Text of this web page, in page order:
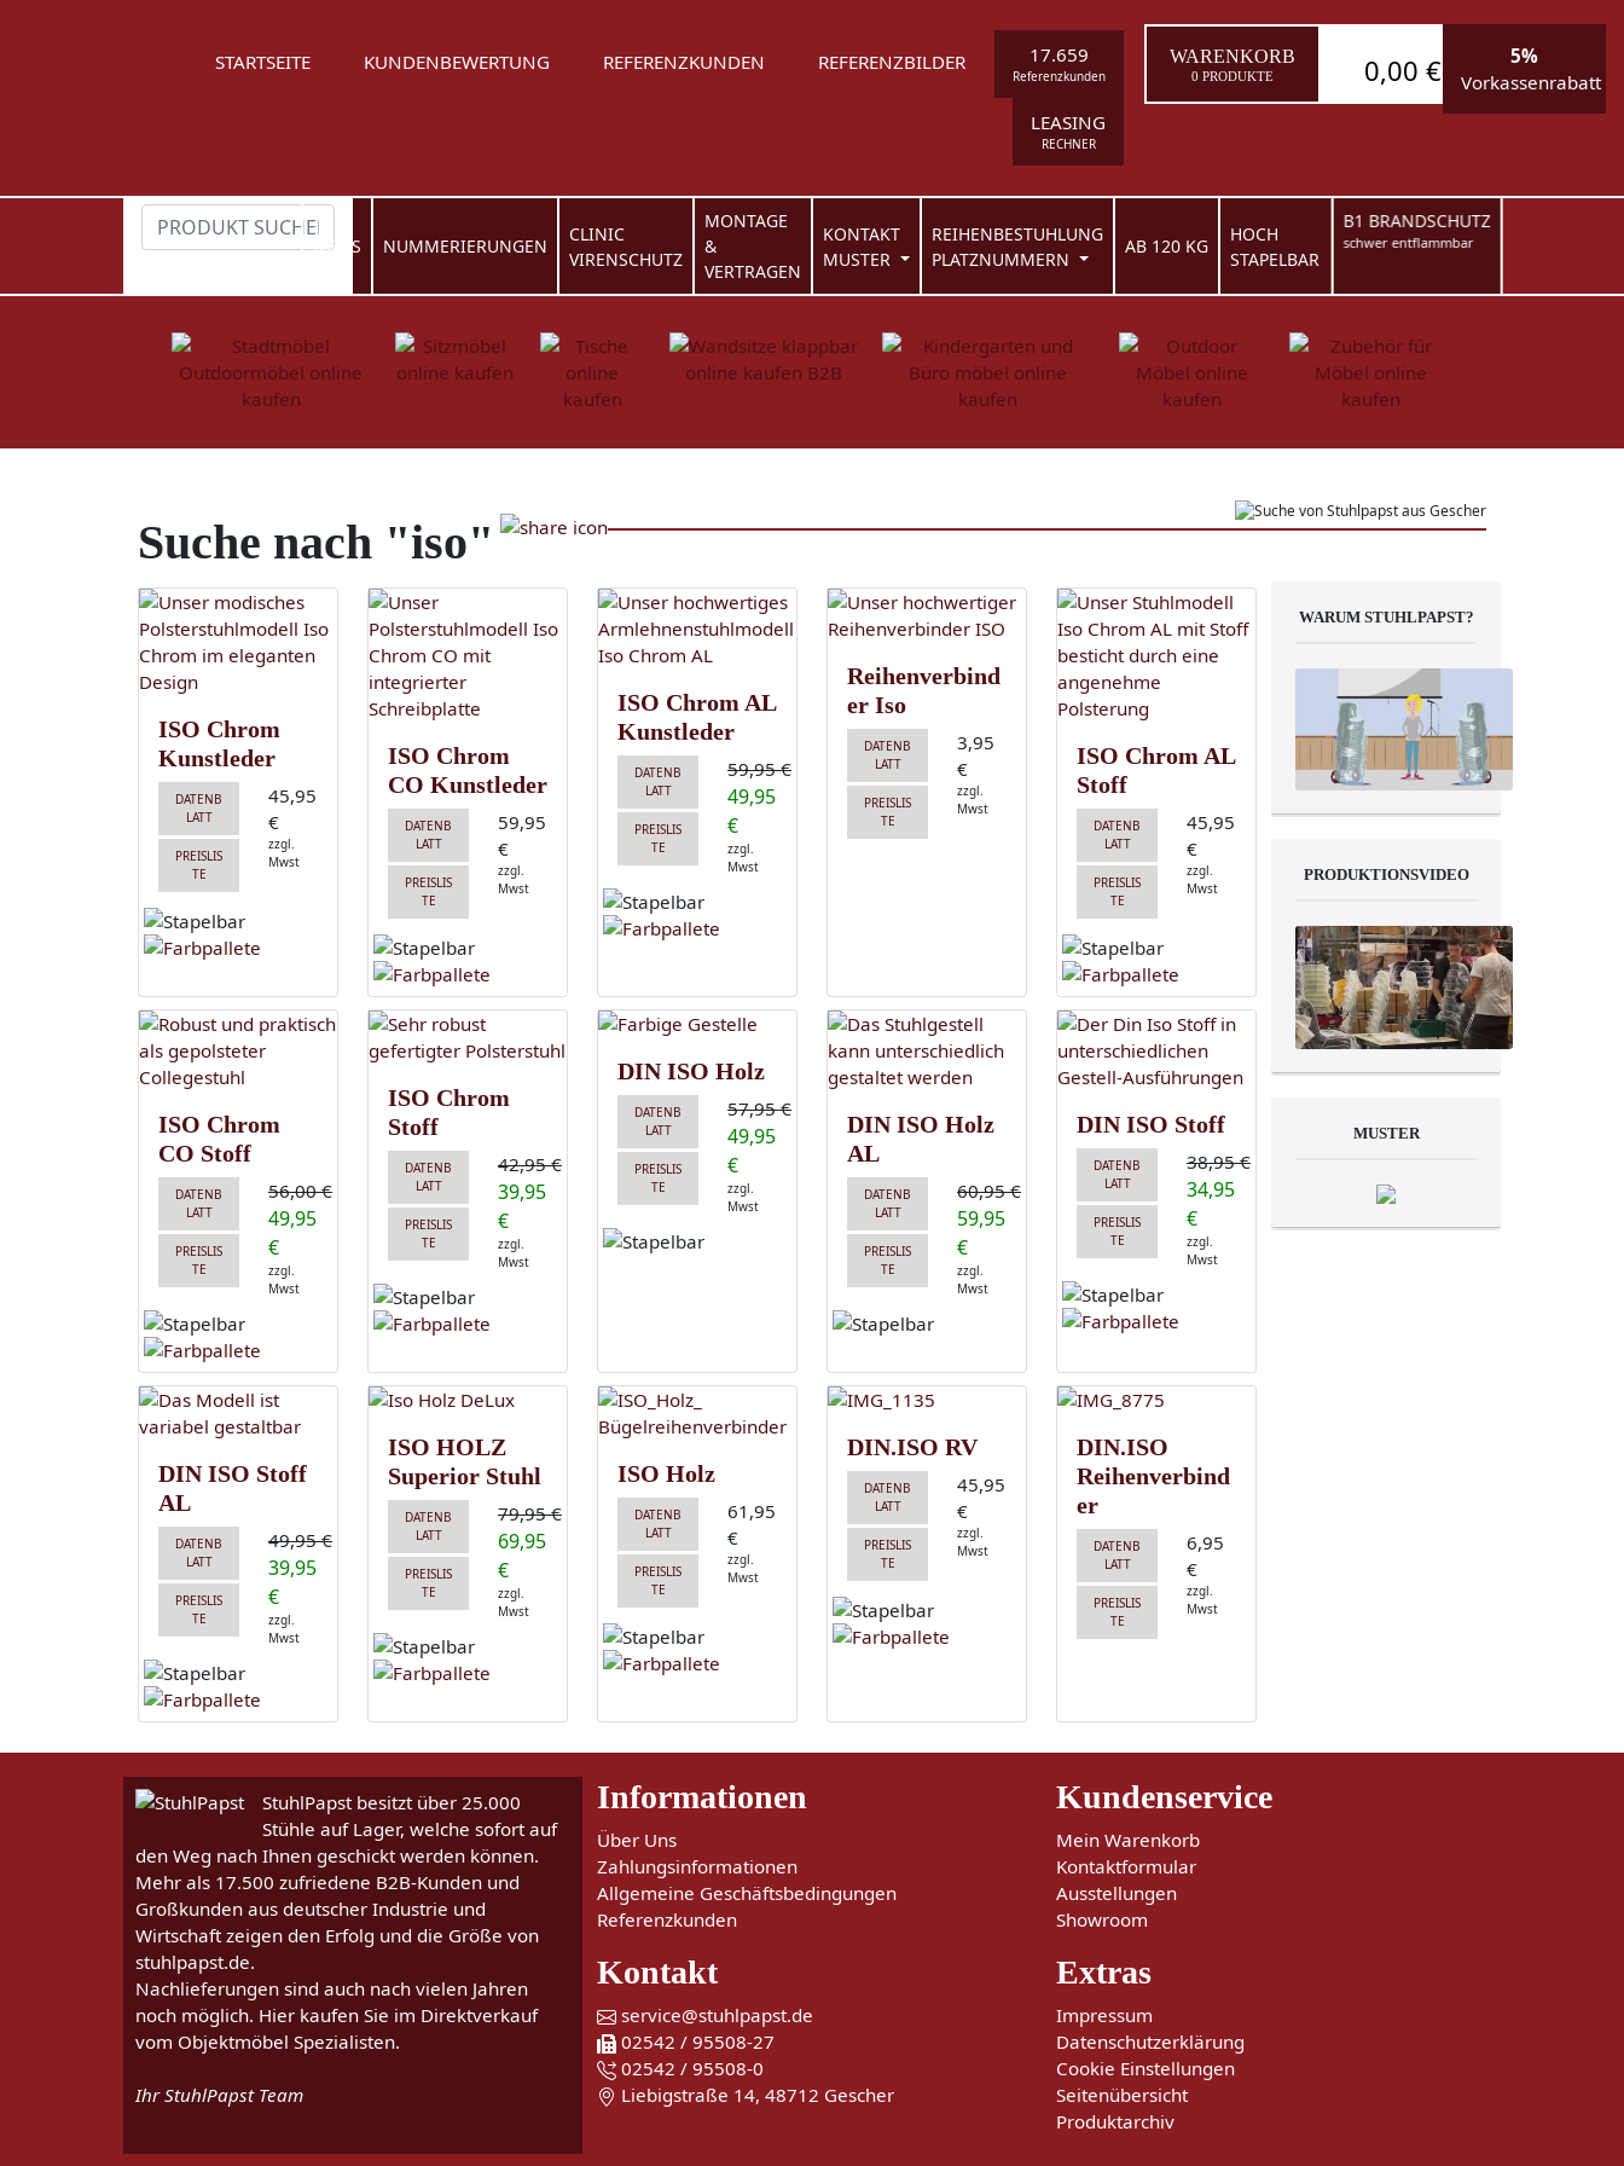
STARTSEITE KUNDENBEWERTUNG REFERENZKUNDEN REFERENZBILDER 17.659
Referenzkunden
LEASING
RECHNER
WARENKORB
0 PRODUKTE 0,00 €
5%
Vorkassenrabatt
NEWS NUMMERIERUNGEN
CLINIC
VIRENSCHUTZ
MONTAGE
&
VERTRAGEN
KONTAKT
MUSTER
REIHENBESTUHLUNG
PLATZNUMMERN
AB 120 KG
HOCH
STAPELBAR
B1 BRANDSCHUTZ
schwer entflammbar
Suche nach "iso"
ISO Chrom
Kunstleder
DATENB
LATT
PREISLIS
TE
45,95
€
zzgl.
Mwst
ISO Chrom
CO Kunstleder
DATENB
LATT
PREISLIS
TE
59,95
€
zzgl.
Mwst
ISO Chrom AL
Kunstleder
DATENB
LATT
PREISLIS
TE
59,95 €
49,95
€
zzgl.
Mwst
Reihenverbind
er Iso
DATENB
LATT
PREISLIS
TE
3,95
€
zzgl.
Mwst
ISO Chrom AL
Stoff
DATENB
LATT
PREISLIS
TE
45,95
€
zzgl.
Mwst
ISO Chrom
CO Stoff
DATENB
LATT
PREISLIS
TE
56,00 €
49,95
€
zzgl.
Mwst
ISO Chrom
Stoff
DATENB
LATT
PREISLIS
TE
42,95 €
39,95
€
zzgl.
Mwst
DIN ISO Holz
DATENB
LATT
PREISLIS
TE
57,95 €
49,95
€
zzgl.
Mwst
DIN ISO Holz
AL
DATENB
LATT
PREISLIS
TE
60,95 €
59,95
€
zzgl.
Mwst
DIN ISO Stoff
DATENB
LATT
PREISLIS
TE
38,95 €
34,95
€
zzgl.
Mwst
DIN ISO Stoff
AL
DATENB
LATT
PREISLIS
TE
49,95 €
39,95
€
zzgl.
Mwst
ISO HOLZ
Superior Stuhl
DATENB
LATT
PREISLIS
TE
79,95 €
69,95
€
zzgl.
Mwst
ISO Holz
DATENB
LATT
PREISLIS
TE
61,95
€
zzgl.
Mwst
DIN.ISO RV
DATENB
LATT
PREISLIS
TE
45,95
€
zzgl.
Mwst
DIN.ISO
Reihenverbind
er
DATENB
LATT
PREISLIS
TE
6,95
€
zzgl.
Mwst
WARUM STUHLPAPST?
PRODUKTIONSVIDEO
MUSTER
StuhlPapst besitzt über 25.000
Stühle auf Lager, welche sofort auf
den Weg nach Ihnen geschickt werden können.
Mehr als 17.500 zufriedene B2B-Kunden und
Großkunden aus deutscher Industrie und
Wirtschaft zeigen den Erfolg und die Größe von
stuhlpapst.de.
Nachlieferungen sind auch nach vielen Jahren
noch möglich. Hier kaufen Sie im Direktverkauf
vom Objektmöbel Spezialisten.
Ihr StuhlPapst Team
Informationen
Über Uns
Zahlungsinformationen
Allgemeine Geschäftsbedingungen
Referenzkunden
Kontakt
service@stuhlpapst.de
02542 / 95508-27
02542 / 95508-0
Liebigstraße 14, 48712 Gescher
Kundenservice
Mein Warenkorb
Kontaktformular
Ausstellungen
Showroom
Extras
Impressum
Datenschutzerklärung
Cookie Einstellungen
Seitenübersicht
Produktarchiv